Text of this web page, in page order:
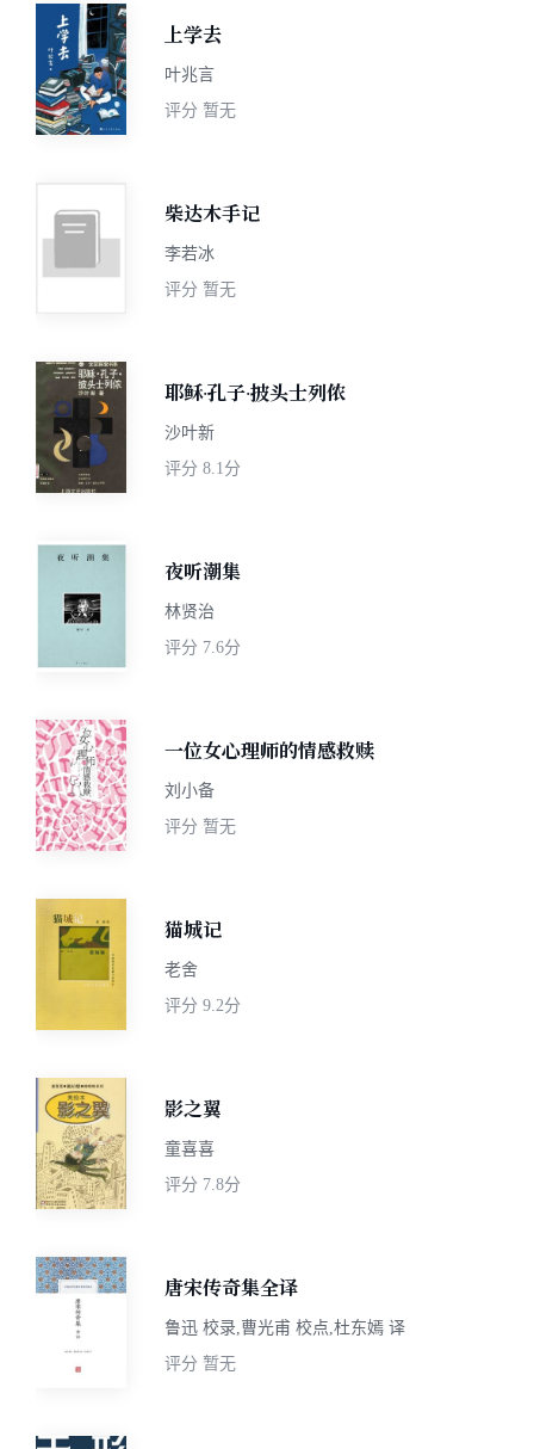
上学去
叶兆言
评分 暂无
柴达木手记
李若冰
评分 暂无
耶稣·孔子·披头士列侬
沙叶新
评分 8.1分
夜听潮集
林贤治
评分 7.6分
一位女心理师的情感救赎
刘小备
评分 暂无
猫城记
老舍
评分 9.2分
影之翼
童喜喜
评分 7.8分
唐宋传奇集全译
鲁迅 校录,曹光甫 校点,杜东嫣 译
评分 暂无